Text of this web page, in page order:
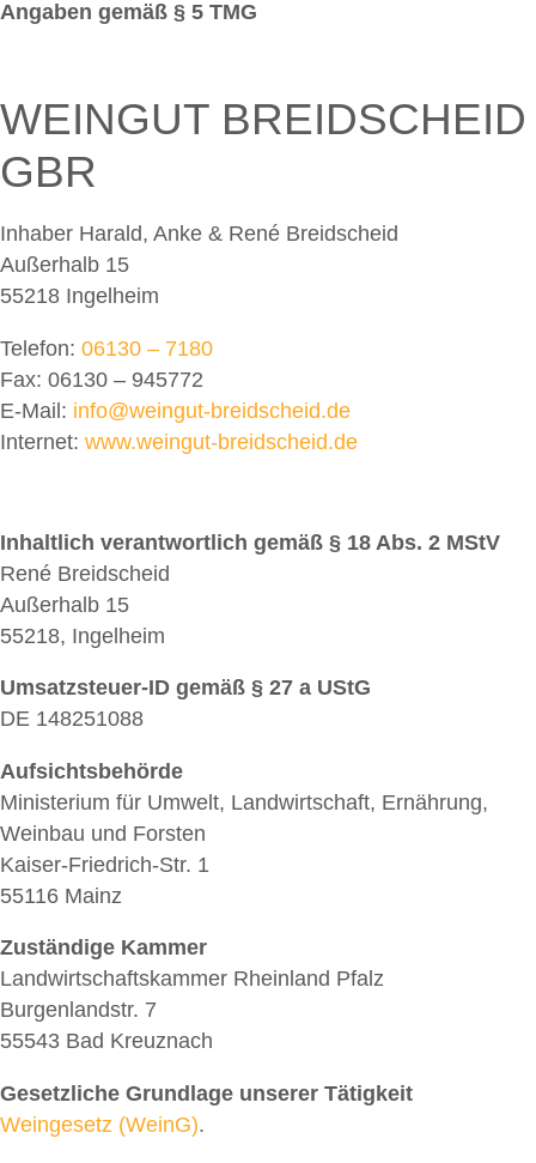
Angaben gemäß § 5 TMG
WEINGUT BREIDSCHEID
GBR
Inhaber Harald, Anke & René Breidscheid
Außerhalb 15
55218 Ingelheim
Telefon: 06130 – 7180
Fax: 06130 – 945772
E-Mail: info@weingut-breidscheid.de
Internet: www.weingut-breidscheid.de
Inhaltlich verantwortlich gemäß § 18 Abs. 2 MStV
René Breidscheid
Außerhalb 15
55218, Ingelheim
Umsatzsteuer-ID gemäß § 27 a UStG
DE 148251088
Aufsichtsbehörde
Ministerium für Umwelt, Landwirtschaft, Ernährung,
Weinbau und Forsten
Kaiser-Friedrich-Str. 1
55116 Mainz
Zuständige Kammer
Landwirtschaftskammer Rheinland Pfalz
Burgenlandstr. 7
55543 Bad Kreuznach
Gesetzliche Grundlage unserer Tätigkeit
Weingesetz (WeinG).